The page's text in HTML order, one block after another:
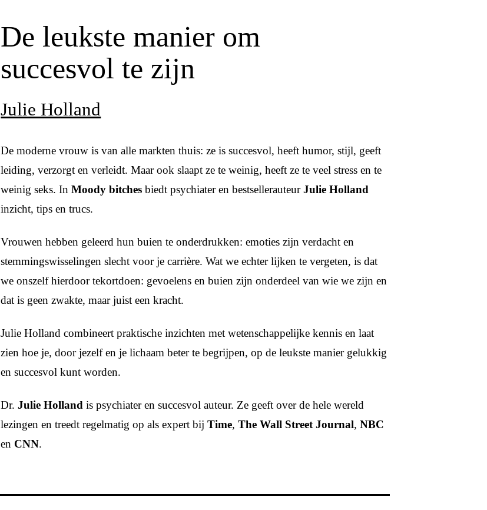
De leukste manier om
succesvol te zijn
Julie Holland
De moderne vrouw is van alle markten thuis: ze is succesvol, heeft humor, stijl, geeft
leiding, verzorgt en verleidt. Maar ook slaapt ze te weinig, heeft ze te veel stress en te
weinig seks. InMoody bitches biedt psychiater en bestsellerauteurJulie Holland
inzicht, tips en trucs.
Vrouwen hebben geleerd hun buien te onderdrukken: emoties zijn verdacht en
stemmingswisselingen slecht voor je carrière. Wat we echter lijken te vergeten, is dat
we onszelf hierdoor tekortdoen: gevoelens en buien zijn onderdeel van wie we zijn en
dat is geen zwakte, maar juist een kracht.
Julie Holland combineert praktische inzichten met wetenschappelijke kennis en laat
zien hoe je, door jezelf en je lichaam beter te begrijpen, op de leukste manier gelukkig
en succesvol kunt worden.
Dr.Julie Holland is psychiater en succesvol auteur. Ze geeft over de hele wereld
lezingen en treedt regelmatig op als expert bijTime,The Wall Street Journal,NBC
en CNN.